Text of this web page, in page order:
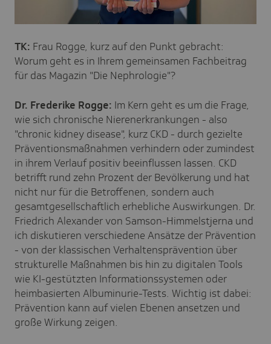
TK: Frau Rogge, kurz auf den Punkt gebracht:
Worum geht es in Ihrem gemeinsamen Fachbeitrag
für das Magazin "Die Nephrologie"?
Dr. Frederike Rogge: Im Kern geht es um die Frage,
wie sich chronische Nierenerkrankungen - also
"chronic kidney disease", kurz CKD - durch gezielte
Präventionsmaßnahmen verhindern oder zumindest
in ihrem Verlauf positiv beeinflussen lassen. CKD
betrifft rund zehn Prozent der Bevölkerung und hat
nicht nur für die Betroffenen, sondern auch
gesamtgesellschaftlich erhebliche Auswirkungen. Dr.
Friedrich Alexander von Samson-Himmelstjerna und
ich diskutieren verschiedene Ansätze der Prävention
- von der klassischen Verhaltensprävention über
strukturelle Maßnahmen bis hin zu digitalen Tools
wie KI-gestützten Informationssystemen oder
heimbasierten Albuminurie-Tests. Wichtig ist dabei:
Prävention kann auf vielen Ebenen ansetzen und
große Wirkung zeigen.